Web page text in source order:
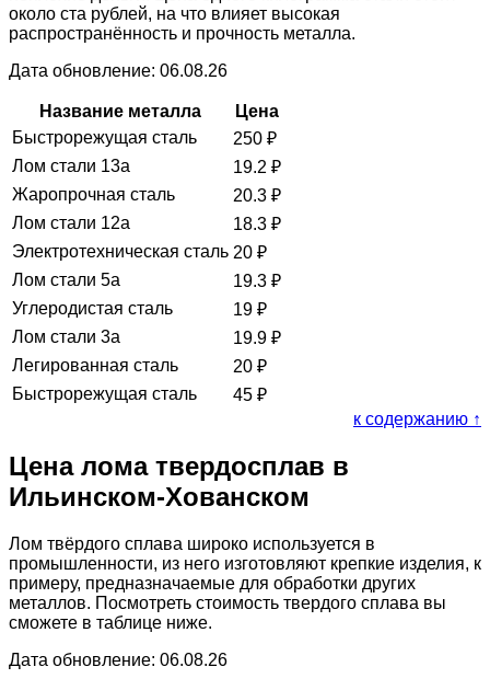
около ста рублей, на что влияет высокая
распространённость и прочность металла.
Дата обновление: 06.08.26
Название металла
Цена
Быстрорежущая сталь
250 ₽
Лом стали 13а
19.2 ₽
Жаропрочная сталь
20.3 ₽
Лом стали 12а
18.3 ₽
Электротехническая сталь 20 ₽
Лом стали 5а
19.3 ₽
Углеродистая сталь
19 ₽
Лом стали 3а
19.9 ₽
Легированная сталь
20 ₽
Быстрорежущая сталь
45 ₽
к содержанию ↑
Цена лома твердосплав в
Ильинском-Хованском
Лом твёрдого сплава широко используется в
промышленности, из него изготовляют крепкие изделия, к
примеру, предназначаемые для обработки других
металлов. Посмотреть стоимость твердого сплава вы
сможете в таблице ниже.
Дата обновление: 06.08.26